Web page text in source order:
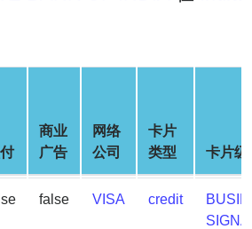
商业
广告
网络
公司
卡片
类型
卡片级
false VISA credit